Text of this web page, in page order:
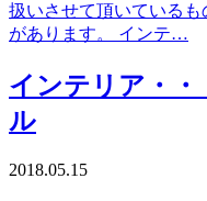
扱いさせて頂いている
があります。 インテ…
インテリア・・
ル
2018.05.15